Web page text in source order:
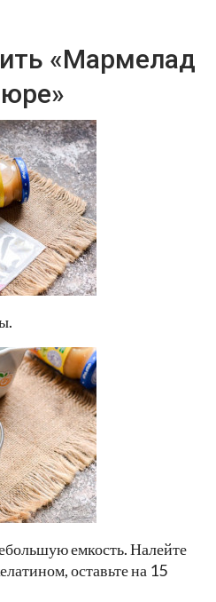
«Мармелад
емкость. Налейте
оставьте на 15